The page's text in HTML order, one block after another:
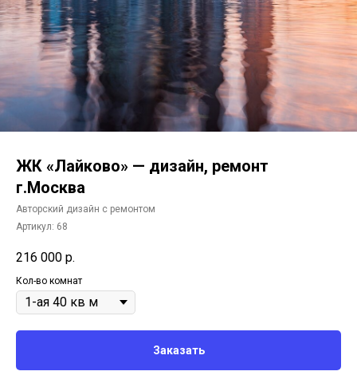
ЖК «Лайково» — дизайн, ремонт
г.Москва
Авторский дизайн с ремонтом
Артикул: 68
216 000 р.
Кол-во комнат
Заказать